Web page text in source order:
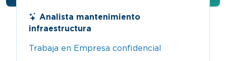
infraestructura
Trabaja en Empresa confidencial